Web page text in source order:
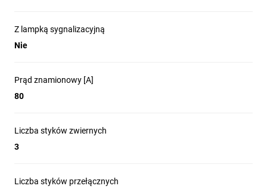
Z lampką sygnalizacyjną
Nie
Prąd znamionowy [A]
80
Liczba styków zwiernych
3
Liczba styków przełącznych